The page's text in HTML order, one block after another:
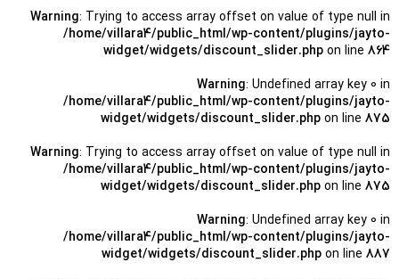
Warning: Trying to access array offset on value of type null in
/home/villara4/public_html/wp-content/plugins/jayto-
widget/widgets/discount_slider.php on line 864
Warning: Undefined array key 0 in
/home/villara4/public_html/wp-content/plugins/jayto-
widget/widgets/discount_slider.php on line 875
Warning: Trying to access array offset on value of type null in
/home/villara4/public_html/wp-content/plugins/jayto-
widget/widgets/discount_slider.php on line 875
Warning: Undefined array key 0 in
/home/villara4/public_html/wp-content/plugins/jayto-
widget/widgets/discount_slider.php on line 887